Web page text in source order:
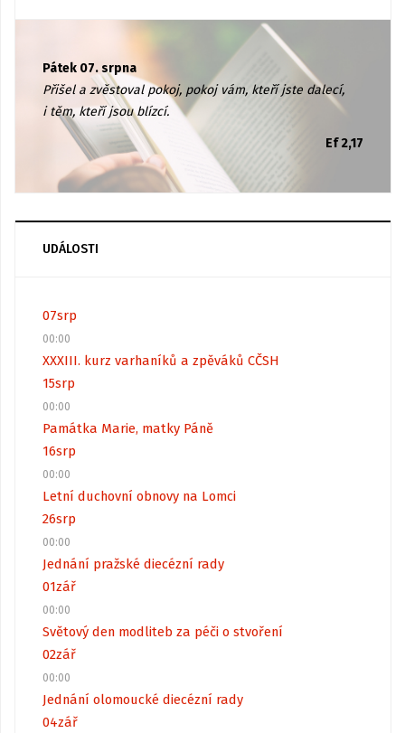
Pátek 07. srpna
Přišel a zvěstoval pokoj, pokoj vám, kteří jste dalecí,
i těm, kteří jsou blízcí.
Ef 2,17
UDÁLOSTI
07srp
00:00
XXXIII. kurz varhaníků a zpěváků CČSH
15srp
00:00
Památka Marie, matky Páně
16srp
00:00
Letní duchovní obnovy na Lomci
26srp
00:00
Jednání pražské diecézní rady
01zář
00:00
Světový den modliteb za péči o stvoření
02zář
00:00
Jednání olomoucké diecézní rady
04zář